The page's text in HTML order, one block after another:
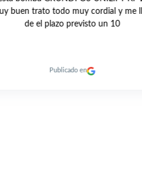
RAPIDO. RECOMENDABLE 100% A
Publicado en